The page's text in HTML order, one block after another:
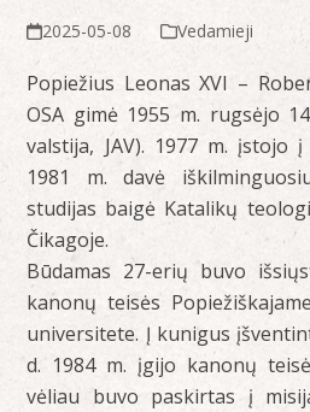
2025-05-08 Vedamieji
Popiežius Leonas XVI –
OSA gimė 1955 m. rugsėjo
valstija, JAV). 1977 m. įstojo
1981 m. davė
studijas baigė Katalikų
Čikagoje.
Būdamas 27-erių buvo
kanonų teisės
universitete. Į kunigus
d. 1984 m. įgijo kanonų
vėliau buvo paskirtas į